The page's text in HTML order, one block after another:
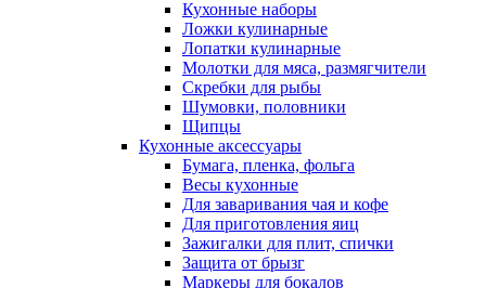
Кухонные наборы
Ложки кулинарные
Лопатки кулинарные
Молотки для мяса, размягчители
Скребки для рыбы
Шумовки, половники
Щипцы
Кухонные аксессуары
Бумага, пленка, фольга
Весы кухонные
Для заваривания чая и кофе
Для приготовления яиц
Зажигалки для плит, спички
Защита от брызг
Маркеры для бокалов